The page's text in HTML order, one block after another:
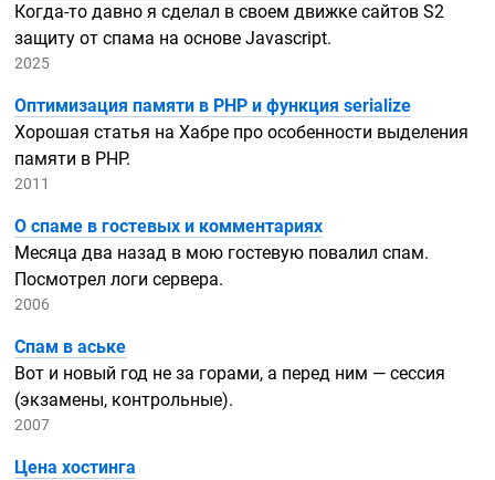
Когда-то давно я сделал в своем движке сайтов S2
защиту от спама на основе Javascript.
2025
Оптимизация памяти в PHP и функция serialize
Хорошая статья на Хабре про особенности выделения
памяти в PHP.
2011
О спаме в гостевых и комментариях
Месяца два назад в мою гостевую повалил спам.
Посмотрел логи сервера.
2006
Спам в аське
Вот и новый год не за горами, а перед ним — сессия
(экзамены, контрольные).
2007
Цена хостинга